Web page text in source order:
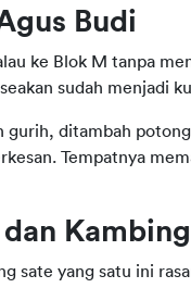
Budi
ke Blok M tanpa
sudah menjadi
gurih, ditambah
Tempatnya
sate yang satu ini